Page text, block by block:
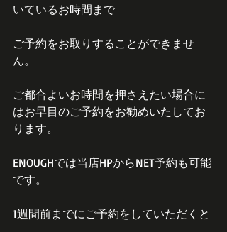
いているお時間まで
ご予約をお取りすることができませ
ん。
ご都合よいお時間を押さえたい場合に
はお早目のご予約をお勧めいたしてお
ります。
ENOUGHでは当店HPからNET予約も可能
です。
1週間前までにご予約をしていただくと